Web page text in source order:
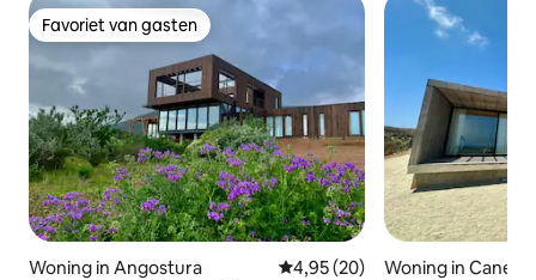
Favoriet van gasten
Favoriet van gasten
Woning in Angostura Gemiddelde beoordeling van
4,95 (20)
Woning in Canela